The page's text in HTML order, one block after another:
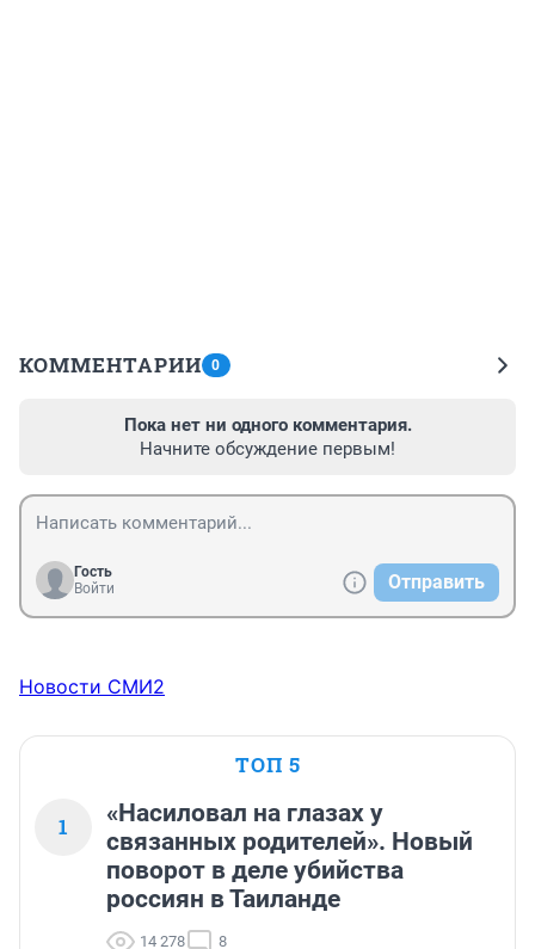
КОММЕНТАРИИ 0
Пока нет ни одного комментария.
Начните обсуждение первым!
Гость
Войти
Отправить
Новости СМИ2
ТОП 5
1
«Насиловал на глазах у
связанных родителей». Новый
поворот в деле убийства
россиян в Таиланде
14 278 8